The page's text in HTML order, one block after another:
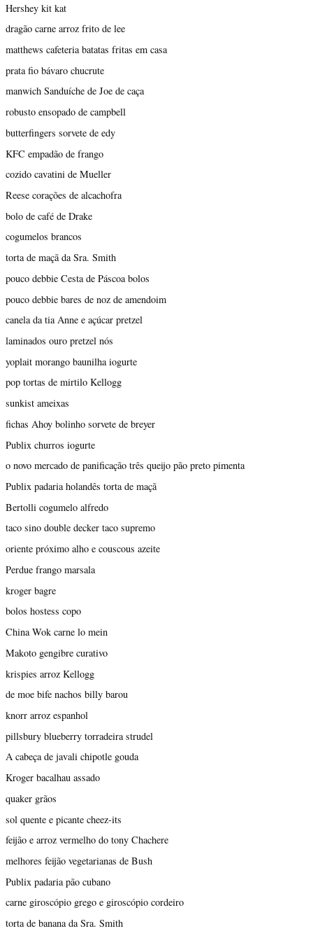
Hershey kit kat
dragão carne arroz frito de lee
matthews cafeteria batatas fritas em casa
prata fio bávaro chucrute
manwich Sanduíche de Joe de caça
robusto ensopado de campbell
butterfingers sorvete de edy
KFC empadão de frango
cozido cavatini de Mueller
Reese corações de alcachofra
bolo de café de Drake
cogumelos brancos
torta de maçã da Sra. Smith
pouco debbie Cesta de Páscoa bolos
pouco debbie bares de noz de amendoim
canela da tia Anne e açúcar pretzel
laminados ouro pretzel nós
yoplait morango baunilha iogurte
pop tortas de mirtilo Kellogg
sunkist ameixas
fichas Ahoy bolinho sorvete de breyer
Publix churros iogurte
o novo mercado de panificação três queijo pão preto pimenta
Publix padaria holandês torta de maçã
Bertolli cogumelo alfredo
taco sino double decker taco supremo
oriente próximo alho e couscous azeite
Perdue frango marsala
kroger bagre
bolos hostess copo
China Wok carne lo mein
Makoto gengibre curativo
krispies arroz Kellogg
de moe bife nachos billy barou
knorr arroz espanhol
pillsbury blueberry torradeira strudel
A cabeça de javali chipotle gouda
Kroger bacalhau assado
quaker grãos
sol quente e picante cheez-its
feijão e arroz vermelho do tony Chachere
melhores feijão vegetarianas de Bush
Publix padaria pão cubano
carne giroscópio grego e giroscópio cordeiro
torta de banana da Sra. Smith